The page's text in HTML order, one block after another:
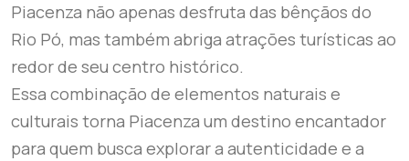
Piacenza não apenas desfruta das bênçãos do
Rio Pó, mas também abriga atrações turísticas ao
redor de seu centro histórico.
Essa combinação de elementos naturais e
culturais torna Piacenza um destino encantador
para quem busca explorar a autenticidade e a